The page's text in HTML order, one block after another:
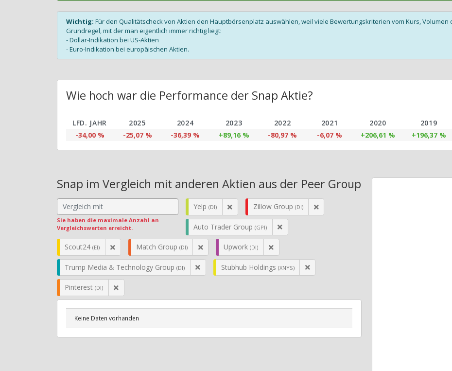
Wichtig: Für den Qualitätscheck von Aktien den Hauptbörsenplatz auswählen, weil viele Bewertungskriterien vom Kurs,
Grundregel, mit der man eigentlich immer richtig liegt:
- Dollar-Indikation bei US-Aktien
- Euro-Indikation bei europäischen Aktien.
Wie hoch war die Performance der Snap Aktie?
LFD. JAHR 2025 2024 2023 2022 2021 2020 2019
-34,00 %
-25,07 % -36,39 % +89,16 % -80,97 % -6,07 % +206,61 % +196,37 %
Snap im Vergleich mit anderen Aktien aus der Peer Group
Sie haben die maximale Anzahl an
Vergleichswerten erreicht.
Yelp (DI) Zillow Group (DI)
Auto Trader Group (GPI)
Scout24 (EI) Match Group (DI) Upwork (DI)
Trump Media & Technology Group (DI) Stubhub Holdings (XNYS)
Pinterest (DI)
Keine Daten vorhanden